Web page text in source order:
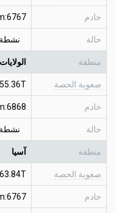
خادم
حالة نشطة
منطقة
صعوبة الحصة
خادم
حالة نشطة
منطقة آسيا
صعوبة الحصة
خادم